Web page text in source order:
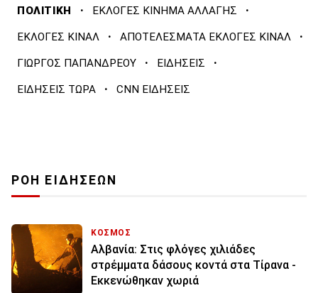
ΠΟΛΙΤΙΚΗ · ΕΚΛΟΓΕΣ ΚΙΝΗΜΑ ΑΛΛΑΓΗΣ ·
ΕΚΛΟΓΕΣ ΚΙΝΑΛ · ΑΠΟΤΕΛΕΣΜΑΤΑ ΕΚΛΟΓΕΣ ΚΙΝΑΛ ·
ΓΙΩΡΓΟΣ ΠΑΠΑΝΔΡΕΟΥ · ΕΙΔΗΣΕΙΣ ·
ΕΙΔΗΣΕΙΣ ΤΩΡΑ · CNN ΕΙΔΗΣΕΙΣ
ΡΟΗ ΕΙΔΗΣΕΩΝ
ΚΟΣΜΟΣ
Αλβανία: Στις φλόγες χιλιάδες
στρέμματα δάσους κοντά στα Τίρανα -
Εκκενώθηκαν χωριά